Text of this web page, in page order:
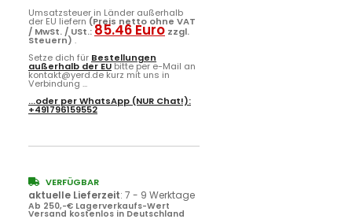
Umsatzsteuer in Länder außerhalb
der EU liefern (Preis netto ohne VAT
/ MwSt. / USt.:85.46 Euro zzgl.
Steuern) .
Setze dich für Bestellungen
außerhalb der EUbitte per e-Mail an
kontakt@yerd.de kurz mit uns in
Verbindung ...
...oder perWhatsApp (NUR Chat!):
+491796159552
VERFÜGBAR
aktuelle Lieferzeit: 7 - 9 Werktage
Ab 250,-€ Lagerverkaufs-Wert
Versand kostenlos in Deutschland